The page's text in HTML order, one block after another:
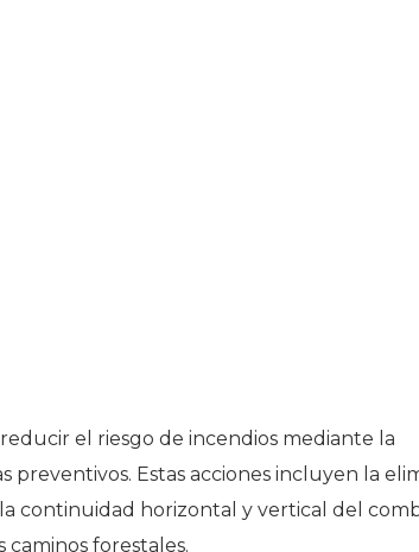
el riesgo de incendios mediante la
Estas acciones incluyen la
continuidad horizontal y vertical del
caminos forestales.